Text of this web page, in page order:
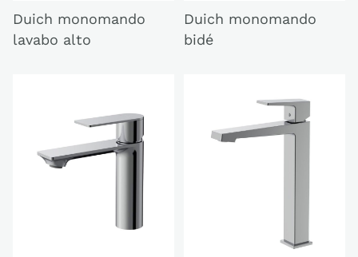
Duich monomando
lavabo alto
Duich monomando
bidé